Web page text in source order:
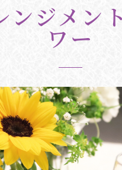
ンジメン
ワー